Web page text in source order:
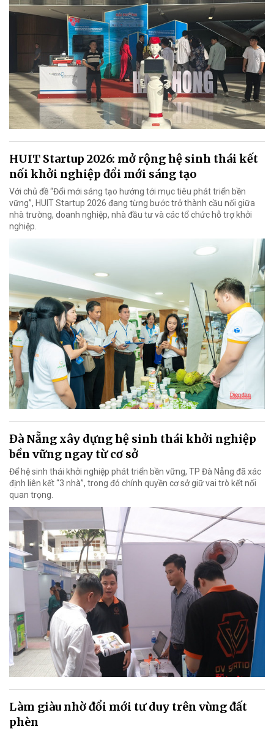
HUIT Startup 2026: mở rộng hệ sinh thái kết
nối khởi nghiệp đổi mới sáng tạo
Với chủ đề “Đổi mới sáng tạo hướng tới mục tiêu phát triển bền
vững”, HUIT Startup 2026 đang từng bước trở thành cầu nối giữa
nhà trường, doanh nghiệp, nhà đầu tư và các tổ chức hỗ trợ khởi
nghiệp.
Đà Nẵng xây dựng hệ sinh thái khởi nghiệp
bền vững ngay từ cơ sở
Để hệ sinh thái khởi nghiệp phát triển bền vững, TP Đà Nẵng đã xác
định liên kết “3 nhà”, trong đó chính quyền cơ sở giữ vai trò kết nối
quan trọng.
Làm giàu nhờ đổi mới tư duy trên vùng đất
phèn